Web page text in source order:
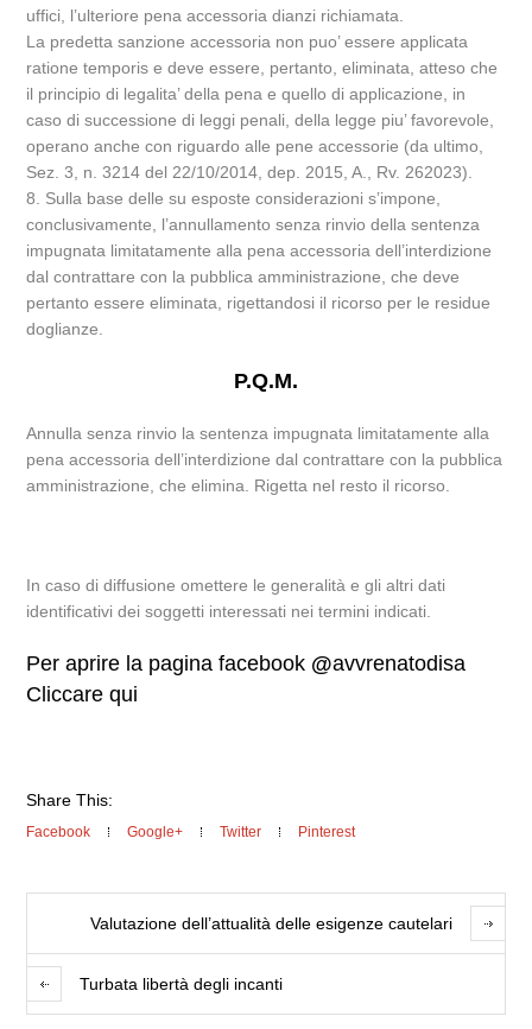
uffici, l’ulteriore pena accessoria dianzi richiamata.
La predetta sanzione accessoria non puo’ essere applicata
ratione temporis e deve essere, pertanto, eliminata, atteso che
il principio di legalita’ della pena e quello di applicazione, in
caso di successione di leggi penali, della legge piu’ favorevole,
operano anche con riguardo alle pene accessorie (da ultimo,
Sez. 3, n. 3214 del 22/10/2014, dep. 2015, A., Rv. 262023).
8. Sulla base delle su esposte considerazioni s’impone,
conclusivamente, l’annullamento senza rinvio della sentenza
impugnata limitatamente alla pena accessoria dell’interdizione
dal contrattare con la pubblica amministrazione, che deve
pertanto essere eliminata, rigettandosi il ricorso per le residue
doglianze.
P.Q.M.
Annulla senza rinvio la sentenza impugnata limitatamente alla
pena accessoria dell’interdizione dal contrattare con la pubblica
amministrazione, che elimina. Rigetta nel resto il ricorso.
In caso di diffusione omettere le generalità e gli altri dati
identificativi dei soggetti interessati nei termini indicati.
Per aprire la pagina facebook @avvrenatodisa
Cliccare qui
Share This:
Facebook Google+ Twitter Pinterest
Valutazione dell’attualità delle esigenze cautelari
Turbata libertà degli incanti